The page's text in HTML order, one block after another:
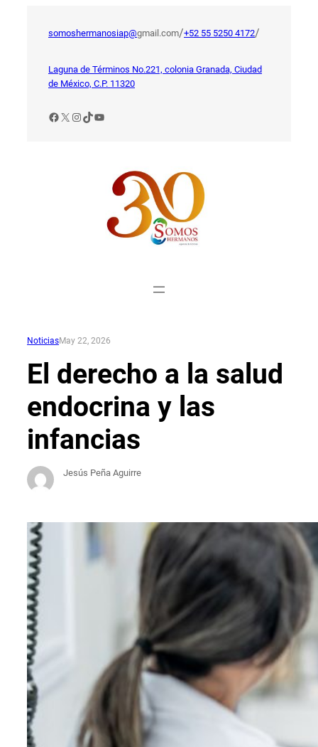
somoshermanosiap@gmail.com/+52 55 5250 4172/
Laguna de Términos No.221, colonia Granada, Ciudad
de México, C.P. 11320
Facebook
X Instagram
TikTok
YouTube
NoticiasMay 22, 2026
El derecho a la salud
endocrina y las
infancias
Jesús Peña Aguirre